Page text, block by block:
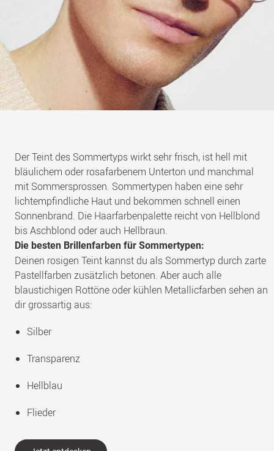
Der Teint des Sommertyps wirkt sehr frisch, ist hell mit
bläulichem oder rosafarbenem Unterton und manchmal
mit Sommersprossen. Sommertypen haben eine sehr
lichtempfindliche Haut und bekommen schnell einen
Sonnenbrand. Die Haarfarbenpalette reicht von Hellblond
bis Aschblond oder auch Hellbraun.
Die besten Brillenfarben für Sommertypen:
Deinen rosigen Teint kannst du als Sommertyp durch zarte
Pastellfarben zusätzlich betonen. Aber auch alle
blaustichigen Rottöne oder kühlen Metallicfarben sehen an
dir grossartig aus:
Silber
Transparenz
Hellblau
Flieder